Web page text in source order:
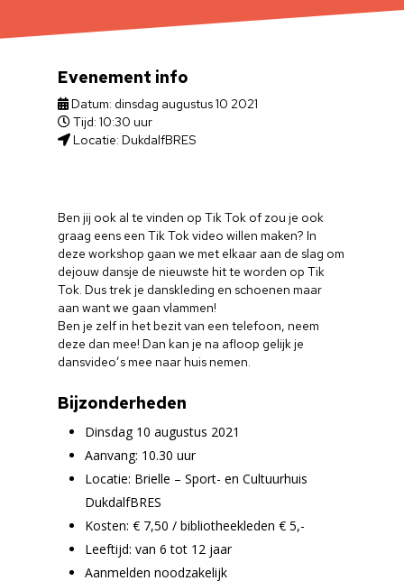
Ben jij ook al te vinden op Tik Tok of zou je ook
graag eens een Tik Tok video willen maken? In
deze workshop gaan we met elkaar aan de slag om
dejouw dansje de nieuwste hit te worden op Tik
Tok. Dus trek je danskleding en schoenen maar
aan want we gaan vlammen!
Ben je zelf in het bezit van een telefoon, neem
deze dan mee! Dan kan je na afloop gelijk je
dansvideo’s mee naar huis nemen.
Bijzonderheden
Dinsdag 10 augustus 2021
Aanvang: 10.30 uur
Locatie: Brielle – Sport- en Cultuurhuis
DukdalfBRES
Kosten: € 7,50 / bibliotheekleden € 5,-
Leeftijd: van 6 tot 12 jaar
Aanmelden noodzakelijk
Evenement info
Datum: dinsdag augustus 10 2021
Tijd: 10:30 uur
Locatie: DukdalfBRES